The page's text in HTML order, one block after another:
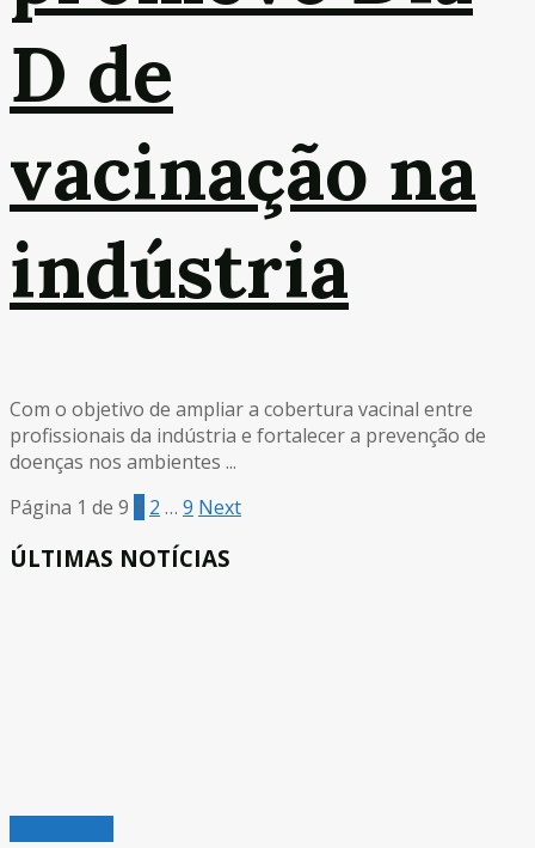
D de
vacinação na
indústria
Com o objetivo de ampliar a cobertura vacinal entre
profissionais da indústria e fortalecer a prevenção de
doenças nos ambientes ...
Página 1 de 9 1 2 … 9 Next
ÚLTIMAS NOTÍCIAS